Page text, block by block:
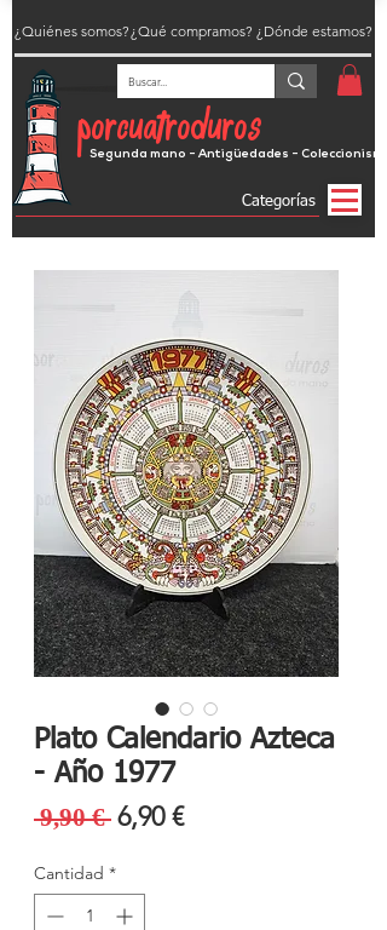
porcuatroduros
Segunda mano - Antigüedades - Coleccionismo
¿Dónde estamos?
¿Quiénes somos?
Categorías
¿Qué compramos?
Plato Calendario Azteca
- Año 1977
9,90 € Precio
6,90 €Precio
Cantidad *